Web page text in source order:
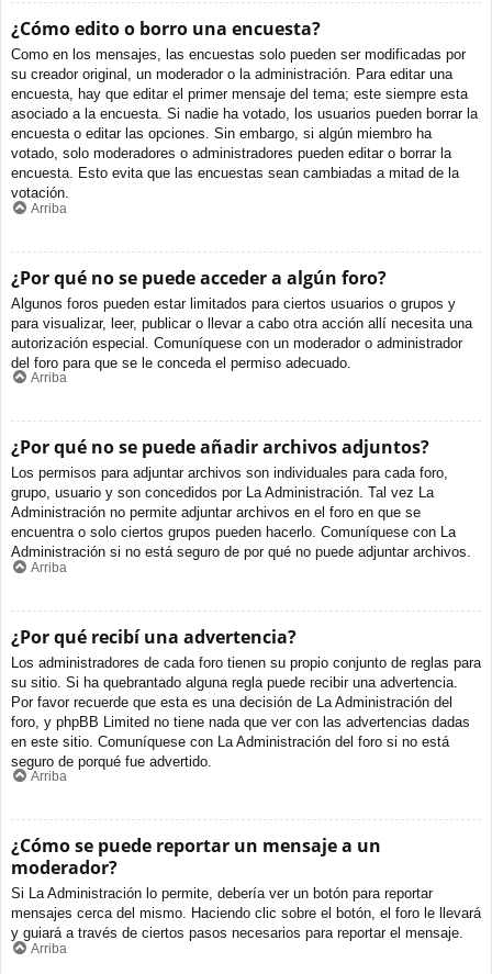
¿Cómo edito o borro una encuesta?
Como en los mensajes, las encuestas solo pueden ser modificadas por
su creador original, un moderador o la administración. Para editar una
encuesta, hay que editar el primer mensaje del tema; este siempre esta
asociado a la encuesta. Si nadie ha votado, los usuarios pueden borrar la
encuesta o editar las opciones. Sin embargo, si algún miembro ha
votado, solo moderadores o administradores pueden editar o borrar la
encuesta. Esto evita que las encuestas sean cambiadas a mitad de la
votación.
Arriba
¿Por qué no se puede acceder a algún foro?
Algunos foros pueden estar limitados para ciertos usuarios o grupos y
para visualizar, leer, publicar o llevar a cabo otra acción allí necesita una
autorización especial. Comuníquese con un moderador o administrador
del foro para que se le conceda el permiso adecuado.
Arriba
¿Por qué no se puede añadir archivos adjuntos?
Los permisos para adjuntar archivos son individuales para cada foro,
grupo, usuario y son concedidos por La Administración. Tal vez La
Administración no permite adjuntar archivos en el foro en que se
encuentra o solo ciertos grupos pueden hacerlo. Comuníquese con La
Administración si no está seguro de por qué no puede adjuntar archivos.
Arriba
¿Por qué recibí una advertencia?
Los administradores de cada foro tienen su propio conjunto de reglas para
su sitio. Si ha quebrantado alguna regla puede recibir una advertencia.
Por favor recuerde que esta es una decisión de La Administración del
foro, y phpBB Limited no tiene nada que ver con las advertencias dadas
en este sitio. Comuníquese con La Administración del foro si no está
seguro de porqué fue advertido.
Arriba
¿Cómo se puede reportar un mensaje a un
moderador?
Si La Administración lo permite, debería ver un botón para reportar
mensajes cerca del mismo. Haciendo clic sobre el botón, el foro le llevará
y guiará a través de ciertos pasos necesarios para reportar el mensaje.
Arriba